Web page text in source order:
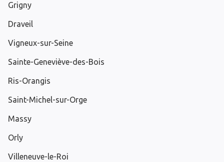
Grigny
Draveil
Vigneux-sur-Seine
Sainte-Geneviève-des-Bois
Ris-Orangis
Saint-Michel-sur-Orge
Massy
Orly
Villeneuve-le-Roi